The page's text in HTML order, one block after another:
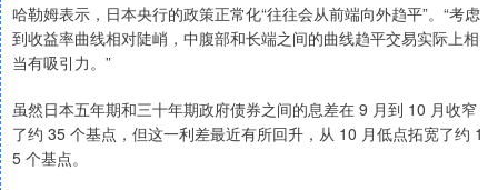
哈勒姆表示，日本央行的政策正常化“往往会从前端向外趋平”。“考虑
到收益率曲线相对陡峭，中腹部和长端之间的曲线趋平交易实际上相
当有吸引力。”
虽然日本五年期和三十年期政府债券之间的息差在 9 月到 10 月收窄
了约 35 个基点，但这一利差最近有所回升，从 10 月低点拓宽了约 1
5 个基点。